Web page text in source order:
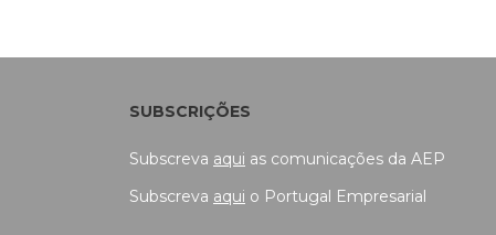
SUBSCRIÇÕES
Subscreva aqui as comunicações da AEP
Subscreva aqui o Portugal Empresarial